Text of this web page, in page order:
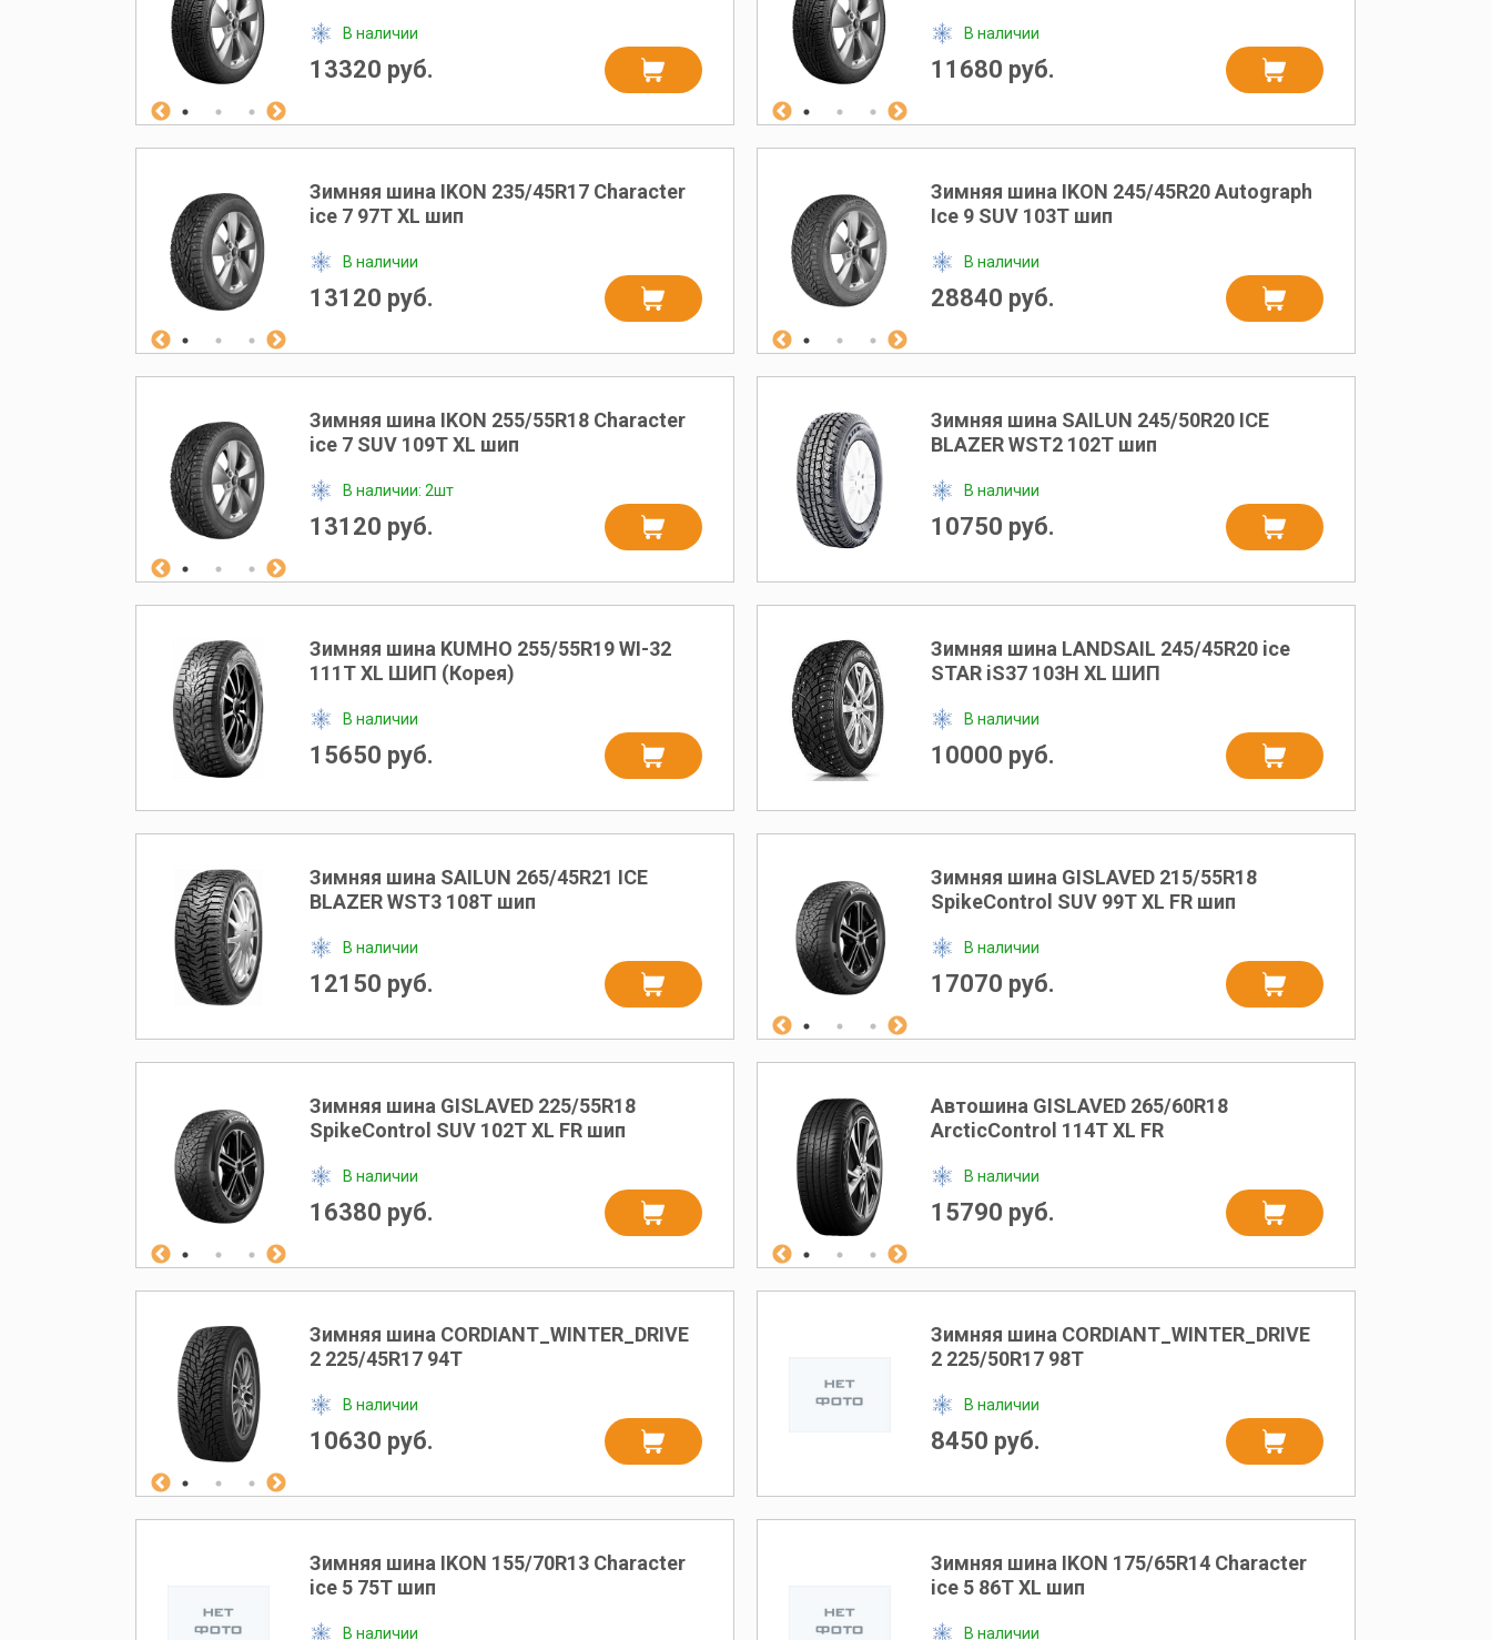
В наличии
13320 руб.
В наличии
11680 руб.
Зимняя шина IKON 235/45R17 Character
ice 7 97T XL шип
В наличии
13120 руб.
Зимняя шина IKON 245/45R20 Autograph
Ice 9 SUV 103T шип
В наличии
28840 руб.
Зимняя шина IKON 255/55R18 Character
ice 7 SUV 109T XL шип
В наличии: 2шт
13120 руб.
Зимняя шина SAILUN 245/50R20 ICE
BLAZER WST2 102T шип
В наличии
10750 руб.
Зимняя шина KUMHO 255/55R19 WI-32
111T XL ШИП (Корея)
В наличии
15650 руб.
Зимняя шина LANDSAIL 245/45R20 ice
STAR iS37 103H XL ШИП
В наличии
10000 руб.
Зимняя шина SAILUN 265/45R21 ICE
BLAZER WST3 108T шип
В наличии
12150 руб.
Зимняя шина GISLAVED 215/55R18
SpikeControl SUV 99T XL FR шип
В наличии
17070 руб.
Зимняя шина GISLAVED 225/55R18
SpikeControl SUV 102T XL FR шип
В наличии
16380 руб.
Автошина GISLAVED 265/60R18
ArcticControl 114Т XL FR
В наличии
15790 руб.
Зимняя шина CORDIANT_WINTER_DRIVE
2 225/45R17 94T
В наличии
10630 руб.
Зимняя шина CORDIANT_WINTER_DRIVE
2 225/50R17 98T
В наличии
8450 руб.
Зимняя шина IKON 155/70R13 Character
ice 5 75T шип
В наличии
Зимняя шина IKON 175/65R14 Character
ice 5 86T XL шип
В наличии